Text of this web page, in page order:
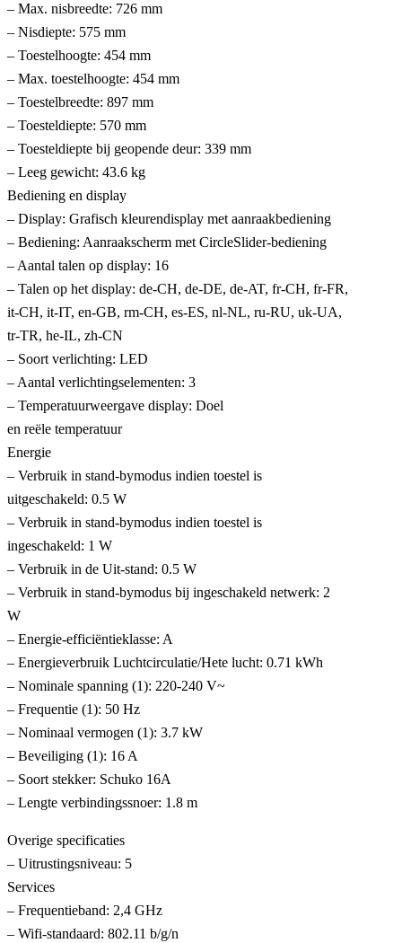
– Max. nisbreedte: 726 mm
– Nisdiepte: 575 mm
– Toestelhoogte: 454 mm
– Max. toestelhoogte: 454 mm
– Toestelbreedte: 897 mm
– Toesteldiepte: 570 mm
– Toesteldiepte bij geopende deur: 339 mm
– Leeg gewicht: 43.6 kg
Bediening en display
– Display: Grafisch kleurendisplay met aanraakbediening
– Bediening: Aanraakscherm met CircleSlider-bediening
– Aantal talen op display: 16
– Talen op het display: de-CH, de-DE, de-AT, fr-CH, fr-FR,
it-CH, it-IT, en-GB, rm-CH, es-ES, nl-NL, ru-RU, uk-UA,
tr-TR, he-IL, zh-CN
– Soort verlichting: LED
– Aantal verlichtingselementen: 3
– Temperatuurweergave display: Doel
en reële temperatuur
Energie
– Verbruik in stand-bymodus indien toestel is
uitgeschakeld: 0.5 W
– Verbruik in stand-bymodus indien toestel is
ingeschakeld: 1 W
– Verbruik in de Uit-stand: 0.5 W
– Verbruik in stand-bymodus bij ingeschakeld netwerk: 2
W
– Energie-efficiëntieklasse: A
– Energieverbruik Luchtcirculatie/Hete lucht: 0.71 kWh
– Nominale spanning (1): 220-240 V~
– Frequentie (1): 50 Hz
– Nominaal vermogen (1): 3.7 kW
– Beveiliging (1): 16 A
– Soort stekker: Schuko 16A
– Lengte verbindingssnoer: 1.8 m
Overige specificaties
– Uitrustingsniveau: 5
Services
– Frequentieband: 2,4 GHz
– Wifi-standaard: 802.11 b/g/n